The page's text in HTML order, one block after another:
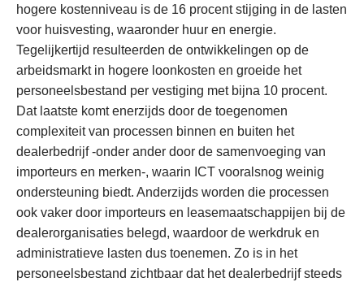
hogere kostenniveau is de 16 procent stijging in de lasten
voor huisvesting, waaronder huur en energie.
Tegelijkertijd resulteerden de ontwikkelingen op de
arbeidsmarkt in hogere loonkosten en groeide het
personeelsbestand per vestiging met bijna 10 procent.
Dat laatste komt enerzijds door de toegenomen
complexiteit van processen binnen en buiten het
dealerbedrijf -onder ander door de samenvoeging van
importeurs en merken-, waarin ICT vooralsnog weinig
ondersteuning biedt. Anderzijds worden die processen
ook vaker door importeurs en leasemaatschappijen bij de
dealerorganisaties belegd, waardoor de werkdruk en
administratieve lasten dus toenemen. Zo is in het
personeelsbestand zichtbaar dat het dealerbedrijf steeds